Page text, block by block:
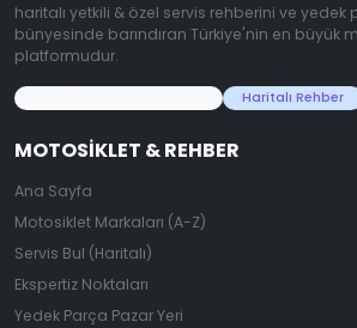
haritalı yetkili & özel servis rehberini ve
bünyesinde barındıran Türkiye'nin en büyük
platformudur.
Haritalı Rehber
MOTOSIKLET & REHBER
Ana Sayfa
Motosiklet Markaları (A-Z)
Servis Bul (Haritalı)
Ekspertiz Noktaları
Yedek Parça Pazar Yeri